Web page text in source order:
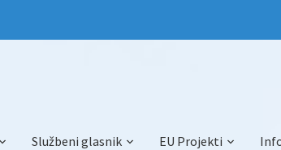
Službeni glasnik EU Projekti